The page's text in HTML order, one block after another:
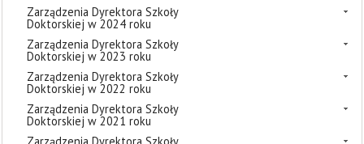
Zarządzenia Dyrektora Szkoły
Doktorskiej w 2024 roku
Zarządzenia Dyrektora Szkoły
Doktorskiej w 2023 roku
Zarządzenia Dyrektora Szkoły
Doktorskiej w 2022 roku
Zarządzenia Dyrektora Szkoły
Doktorskiej w 2021 roku